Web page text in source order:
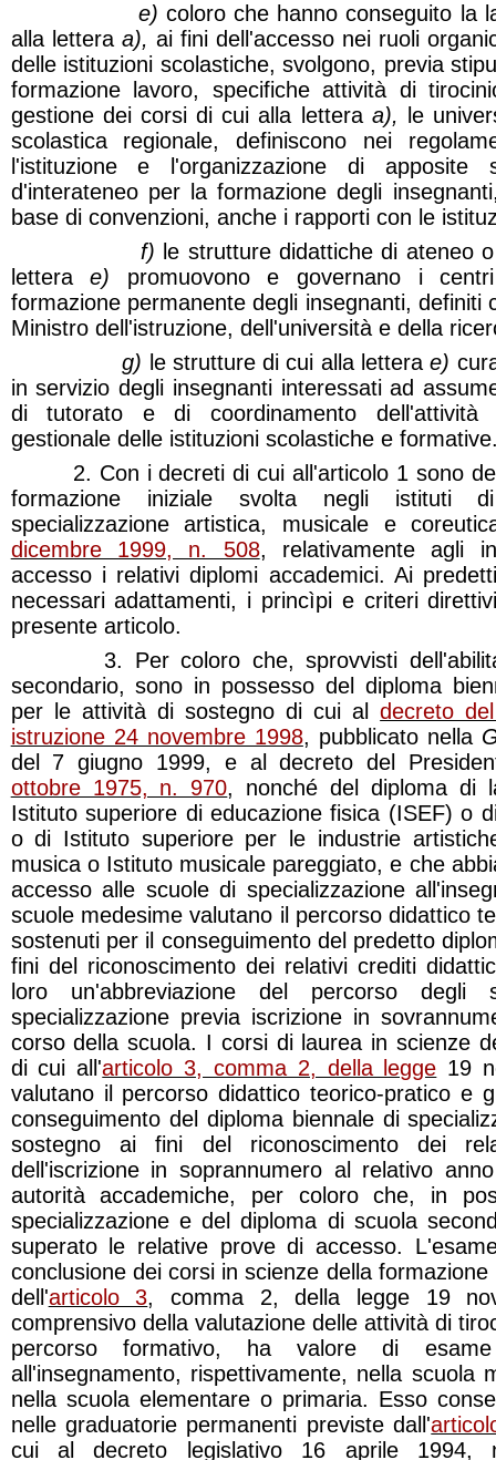
e) coloro che hanno conseguito la
alla lettera a), ai fini dell'accesso nei ruoli
delle istituzioni scolastiche, svolgono, previa
formazione lavoro, specifiche attività di
gestione dei corsi di cui alla lettera a), le
scolastica regionale, definiscono nei
l'istituzione e l'organizzazione di
d'interateneo per la formazione degli
base di convenzioni, anche i rapporti con le
f) le strutture didattiche di ateneo
letterae) promuovono e governano i
formazione permanente degli insegnanti, definiti
Ministro dell'istruzione, dell'università e della
g) le strutture di cui alla letterae)
in servizio degli insegnanti interessati ad
di tutorato e di coordinamento dell'attività
gestionale delle istituzioni scolastiche e
2. Con i decreti di cui all'articolo 1 sono
formazione iniziale svolta negli istituti
specializzazione artistica, musicale e
dicembre 1999, n. 508, relativamente agli
accesso i relativi diplomi accademici. Ai
necessari adattamenti, i princìpi e criteri
presente articolo.
3. Per coloro che, sprovvisti
secondario, sono in possesso del diploma
per le attività di sostegno di cui aldecreto
istruzione 24 novembre 1998, pubblicato nella
del 7 giugno 1999, e al decreto del
ottobre 1975, n. 970, nonché del diploma di
Istituto superiore di educazione fisica (ISEF) o
o di Istituto superiore per le industrie
musica o Istituto musicale pareggiato, e che
accesso alle scuole di specializzazione
scuole medesime valutano il percorso didattico
sostenuti per il conseguimento del predetto
fini del riconoscimento dei relativi crediti
loro un'abbreviazione del percorso
specializzazione previa iscrizione in
corso della scuola. I corsi di laurea in scienze
di cui all'articolo 3, comma 2, della legge 19
valutano il percorso didattico teorico-pratico e
conseguimento del diploma biennale di
sostegno ai fini del riconoscimento dei
dell'iscrizione in soprannumero al relativo
autorità accademiche, per coloro che, in
specializzazione e del diploma di scuola
superato le relative prove di accesso.
conclusione dei corsi in scienze della
dell'articolo 3, comma 2, della legge 19
comprensivo della valutazione delle attività di
percorso formativo, ha valore di
all'insegnamento, rispettivamente, nella scuola
nella scuola elementare o primaria. Esso
nelle graduatorie permanenti previste dall'
cui al decreto legislativo 16 aprile 1994,